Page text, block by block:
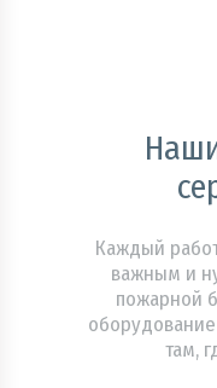
Каждый
важным и
пожарной
там,